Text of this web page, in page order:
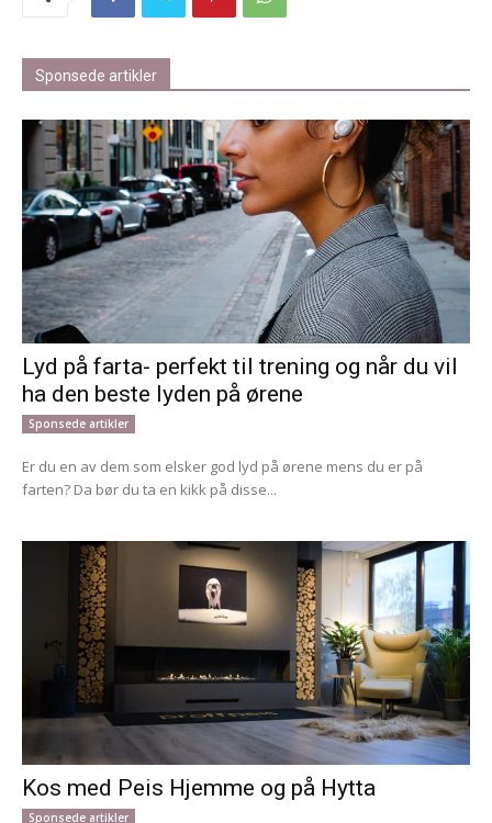
Sponsede artikler
Lyd på farta- perfekt til trening og når du vil
ha den beste lyden på ørene
Sponsede artikler
Er du en av dem som elsker god lyd på ørene mens du er på
farten? Da bør du ta en kikk på disse...
Kos med Peis Hjemme og på Hytta
Sponsede artikler